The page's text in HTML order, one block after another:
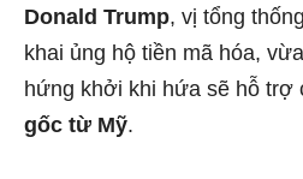
Donald Trump, vị tổng
khai ủng hộ tiền mã hóa,
hứng khởi khi hứa sẽ hỗ trợ
gốc từ Mỹ.